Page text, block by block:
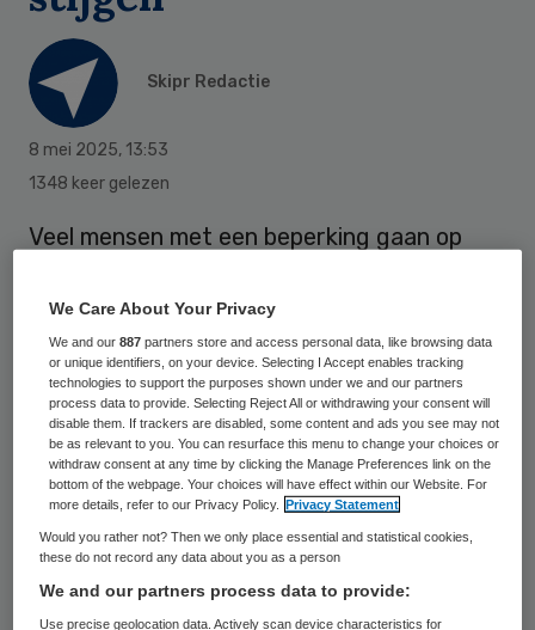
Skipr Redactie
8 mei 2025, 13:53
1348 keer gelezen
Veel mensen met een beperking gaan op
euro’s meer eigen bijdrage betalen voor de
ondersteuning die ze krijgen.
Dat is althans het geval als de politiek een
voorgestelde wetswijziging doorzet. De
eigen bijdrage voor hulp die valt onder de
Wet maatschappelijke ondersteuning (Wmo)
kan oplopen tot 328 euro per maand, zo
heeft het Nationaal Instituut voor
We Care About Your Privacy
We and our887 partners store and access personal data, like browsing data
or unique identifiers, on your device. Selecting I Accept enables tracking
technologies to support the purposes shown under we and our partners
process data to provide. Selecting Reject All or withdrawing your consent will
disable them. If trackers are disabled, some content and ads you see may not
be as relevant to you. You can resurface this menu to change your choices or
withdraw consent at any time by clicking the Manage Preferences link on the
bottom of the webpage. Your choices will have effect within our Website. For
more details, refer to our Privacy Policy.
Privacy Statement
Would you rather not? Then we only place essential and statistical cookies,
these do not record any data about you as a person
We and our partners process data to provide:
Use precise geolocation data. Actively scan device characteristics for